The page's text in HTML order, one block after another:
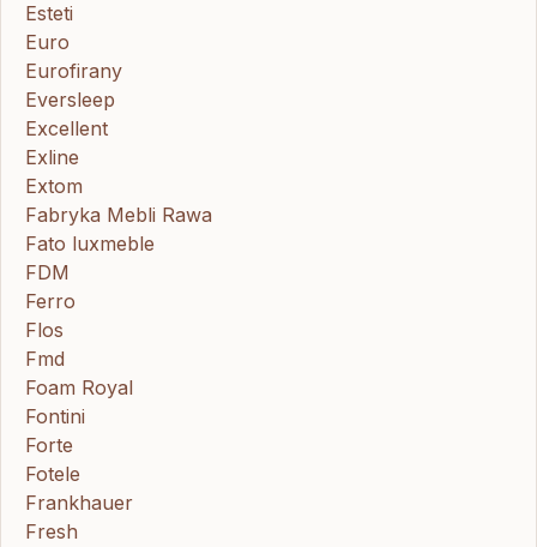
Esteti
Euro
Eurofirany
Eversleep
Excellent
Exline
Extom
Fabryka Mebli Rawa
Fato luxmeble
FDM
Ferro
Flos
Fmd
Foam Royal
Fontini
Forte
Fotele
Frankhauer
Fresh